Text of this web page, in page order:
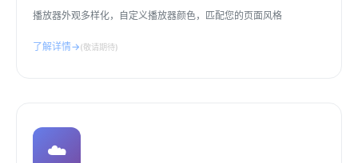
播放器外观多样化，自定义播放器颜色，匹配您的页面风格
了解详情→(敬请期待)
☁️